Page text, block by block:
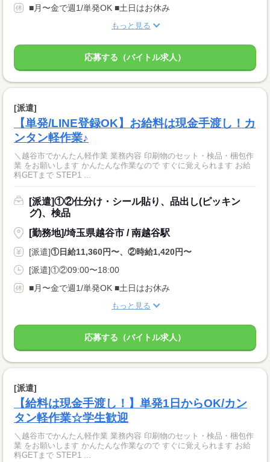
■月〜金で週1/単発OK ■土日はお休み
もっと見る
応募する（バイトル求人）
[派遣]
【単発/LINE登録OK】お給料は現金手渡し！カ
ンタン軽作業♪
＼越谷市でかんたん軽作業 業務内容 印刷物のセット・検品・梱包作
業 をお願いします かんたんな作業なので すぐに覚えられます お給
料GETまで STEP1 ...
[派遣]①②仕分け・シール貼り、品出し(ピッキン
グ)、検品
[勤務地]/埼玉県越谷市 / 南越谷駅
[派遣]①日給11,360円〜、②時給1,420円〜
[派遣]①②09:00〜18:00
■月〜金で週1/単発OK ■土日はお休み
もっと見る
応募する（バイトル求人）
[派遣]
【給料は現金手渡し！】単発1日からOK/カン
タン軽作業☆学生歓迎
＼越谷市でかんたん軽作業 業務内容 印刷物のセット・検品・梱包作
業 をお願いします かんたんな作業なので すぐに覚えられます お給
料GETまで STEP1 ...